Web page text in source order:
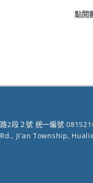
點閱
2段２號 統一編號
Ji’an Township,